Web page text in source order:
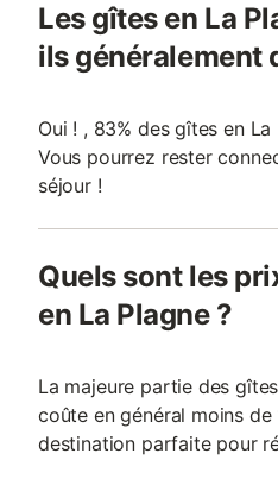
Les gîtes en La
ils généralement
Oui ! , 83% des gîtes en
Vous pourrez rester
séjour !
Quels sont les
en La Plagne ?
La majeure partie des
coûte en général moins
destination parfaite pour